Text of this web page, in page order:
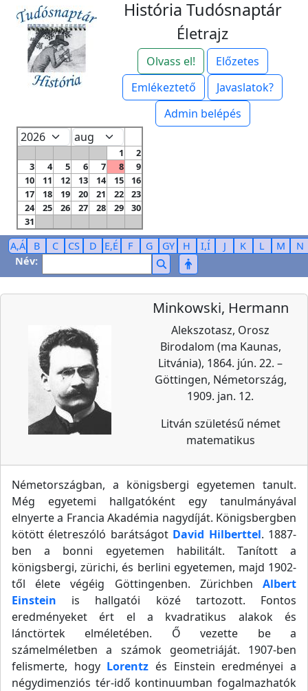
História Tudósnaptár
Életrajz
Olvass el!
Előzetes
Emlékeztető
Javaslatok?
Admin belépés
1
2
3
4 5 6 7 8
9
10
11 12 13 14 15
16
17
18 19 20 21 22
23
24
25 26 27 28 29
30
31
A,Á B C CS D E,É F G GY H I,Í J K L M
N
Név:
Minkowski, Hermann
Alekszotasz, Orosz
Birodalom (ma Kaunas,
Litvánia), 1864. jún. 22. –
Göttingen, Németország,
1909. jan. 12.
Litván születésű német
matematikus
Németországban, a königsbergi egyetemen tanult.
Még egyetemi hallgatóként egy tanulmányával
elnyerte a Francia Akadémia nagydíját. Königsbergben
kötött életreszóló barátságot David Hilberttel. 1887-
ben a bonni egyetemen habilitált. Tanított a
königsbergi, zürichi, és berlini egyetemen, majd 1902-
től élete végéig Göttingenben. Zürichben Albert
Einstein is hallgatói közé tartozott. Fontos
eredményeket ért el a kvadratikus alakok és
lánctörtek elméletében. Ő vezette be a
számelméletben a számok geometriáját. 1907-ben
felismerte, hogy Lorentz és Einstein eredményei a
négydimenziós tér-idő kontinuumban fogalmazhatók